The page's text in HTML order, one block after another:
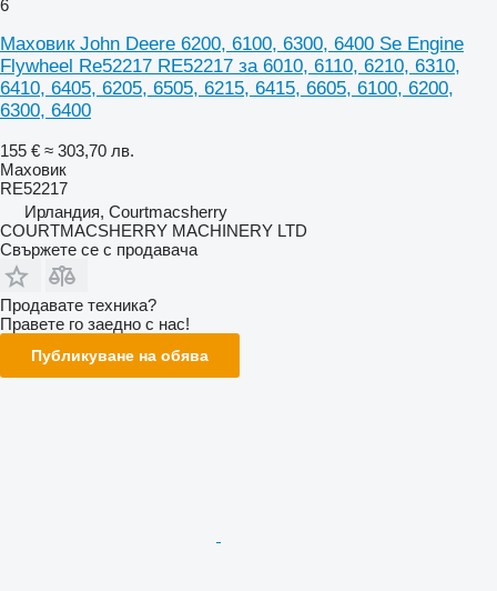
6
Маховик John Deere 6200, 6100, 6300, 6400 Se Engine
Flywheel Re52217 RE52217 за 6010, 6110, 6210, 6310,
6410, 6405, 6205, 6505, 6215, 6415, 6605, 6100, 6200,
6300, 6400
155 € ≈ 303,70 лв.
Маховик
RE52217
Ирландия, Courtmacsherry
COURTMACSHERRY MACHINERY LTD
Свържете се с продавача
Продавате техника?
Правете го заедно с нас!
Публикуване на обява